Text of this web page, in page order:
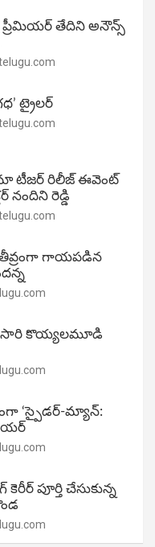
ప్రీమియర్ తేదిని అనౌన్స్
ట్రైలర్
టీజర్ రిలీజ్ ఈవెంట్
నందిని రెడ్డి
గాయపడిన
సారి కొయ్యలమూడి
‘స్పైడర్-మ్యాన్:
కెరీర్ పూర్తి చేసుకున్న